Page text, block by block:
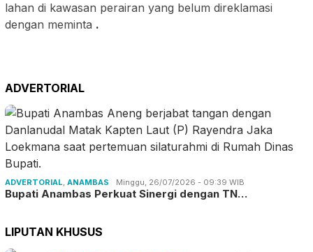
lahan di kawasan perairan yang belum direklamasi
dengan meminta .
ADVERTORIAL
ADVERTORIAL, ANAMBAS Minggu, 26/07/2026 - 09:39 WIB
Bupati Anambas Perkuat Sinergi dengan TN…
LIPUTAN KHUSUS